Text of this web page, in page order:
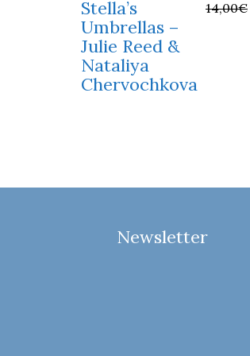
Stella’s
Umbrellas –
Julie Reed &
Nataliya
Chervochkova
14,00€
Newsletter